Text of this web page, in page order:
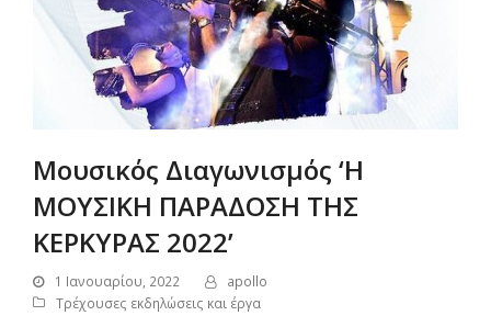
Μουσικός Διαγωνισμός ‘Η
ΜΟΥΣΙΚΗ ΠΑΡΑΔΟΣΗ ΤΗΣ
ΚΕΡΚΥΡΑΣ 2022’
1 Ιανουαρίου, 2022
apollo
Τρέχουσες εκδηλώσεις και έργα